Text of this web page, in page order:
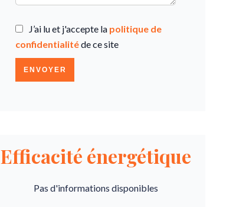
J’ai lu et j'accepte la politique de
confidentialitéde ce site
ENVOYER
Efficacité énergétique
Pas d'informations disponibles